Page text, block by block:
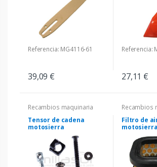
Referencia: MG4116-61
39,09 €
Referencia:
27,11 €
Recambios maquinaria
Tensor de cadena
motosierra
Recambios
Filtro de
motosierra